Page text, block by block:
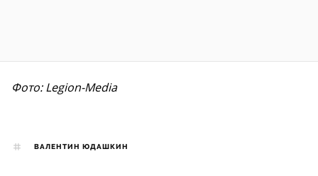
Фото: Legion-Media
ВАЛЕНТИН ЮДАШКИН